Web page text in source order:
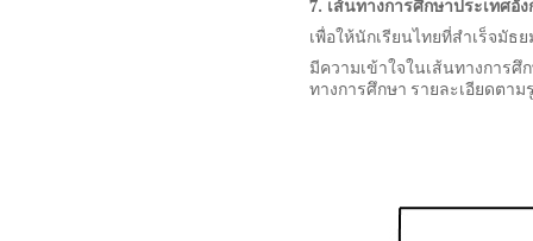
7. เส้นทางการศึกษาประเทศอั
เพื่อให้นักเรียนไทยที่สำเร็จมั
มีความเข้าใจในเส้นทางการ
ทางการศึกษา รายละเอียดตา